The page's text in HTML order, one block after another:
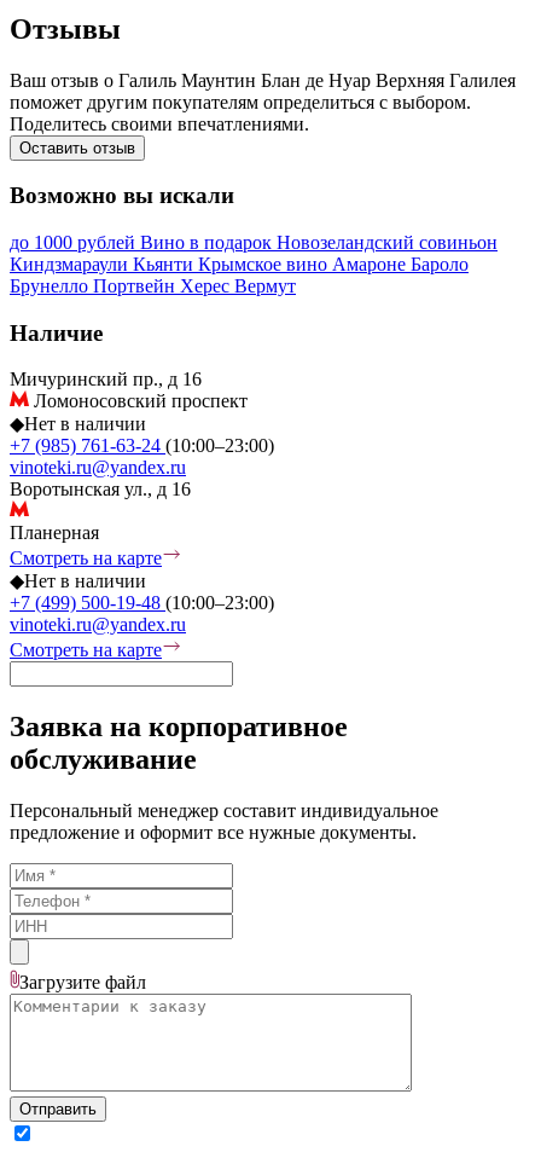
Отзывы
Ваш отзыв о Галиль Маунтин Блан де Нуар Верхняя Галилея
поможет другим покупателям определиться с выбором.
Поделитесь своими впечатлениями.
Оставить отзыв
Возможно вы искали
до 1000 рублей Вино в подарок Новозеландский совиньон
Киндзмараули Кьянти Крымское вино Амароне Бароло
Брунелло Портвейн Херес Вермут
Наличие
Мичуринский пр., д 16
Ломоносовский проспект
◆Нет в наличии
+7 (985) 761-63-24 (10:00–23:00)
vinoteki.ru@yandex.ru
Воротынская ул., д 16
Планерная
Смотреть на карте
◆Нет в наличии
+7 (499) 500-19-48 (10:00–23:00)
vinoteki.ru@yandex.ru
Смотреть на карте
Заявка на корпоративное
обслуживание
Персональный менеджер составит индивидуальное
предложение и оформит все нужные документы.
Загрузите файл
Отправить